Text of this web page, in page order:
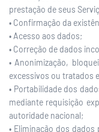
prestação de seus
• Confirmação da
• Acesso aos dados;
• Correção de dados
• Anonimização,
excessivos ou tratados
• Portabilidade dos
mediante requisição
autoridade nacional;
• Eliminação dos